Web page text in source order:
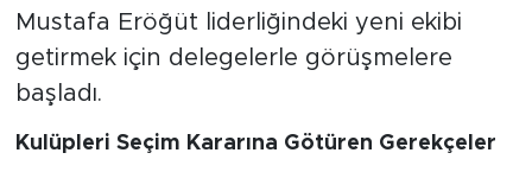
Mustafa Eröğüt liderliğindeki yeni ekibi
getirmek için delegelerle görüşmelere
başladı.
Kulüpleri Seçim Kararına Götüren Gerekçeler